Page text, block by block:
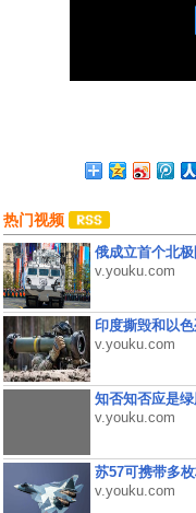
热门视频
俄成立首个北
v.youku.com
印度撕毁和以
v.youku.com
知否知否应是
v.youku.com
苏57可携带多
v.youku.com